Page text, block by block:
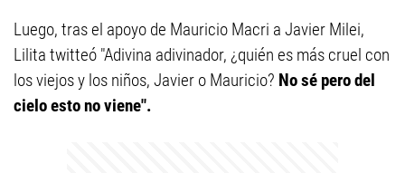
Luego, tras el apoyo de Mauricio Macri a Javier Milei,
Lilita twitteó "Adivina adivinador, ¿quién es más cruel con
los viejos y los niños, Javier o Mauricio? No sé pero del
cielo esto no viene".